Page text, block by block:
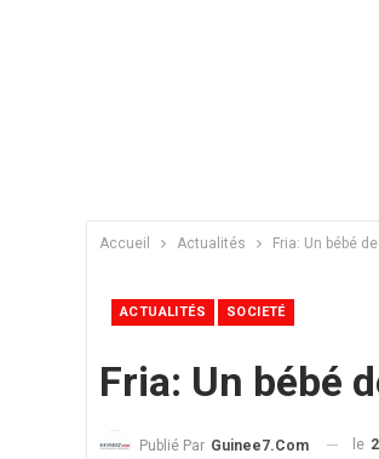
Accueil Actualités Fria: Un bébé
ACTUALITÉS SOCIETÉ
Fria: Un bébé
Publié Par Guinee7.com le